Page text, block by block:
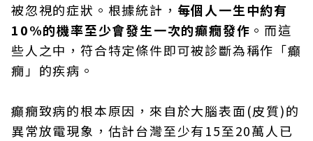
被忽視的症狀。根據統計， 每個人一生中約有
10%的機率至少會發生一次的癲癇發作 。而這
些人之中，符合特定條件即可被診斷為稱作「癲
癇」的疾病。
癲癇致病的根本原因，來自於大腦表面(皮質)的
異常放電現象，估計台灣至少有15至20萬人已